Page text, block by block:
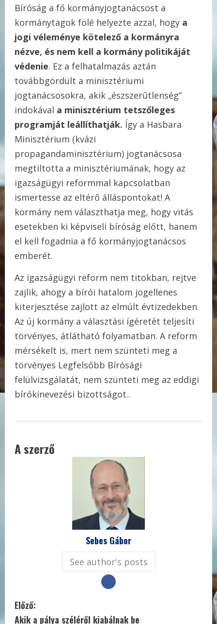
Bíróság a fő kormányjogtanácsost a
kormánytagok fölé helyezte azzal, hogy a
jogi véleménye kötelező a kormányra
nézve, és nem kell a kormány politikáját
védenie. Ez a felhatalmazás aztán
továbbgördült a minisztériumi
jogtanácsosokra, akik „észszerűtlenség”
indokával a minisztérium tetszőleges
programját leállíthatják. Így a Hasbara
Minisztérium (kvázi
propagandaminisztérium) jogtanácsosa
megtiltotta a minisztériumának, hogy az
igazságügyi reformmal kapcsolatban
ismertesse az eltérő álláspontokat! A
kormány nem választhatja meg, hogy vitás
esetekben ki képviseli bíróság előtt, hanem
el kell fogadnia a fő kormányjogtanácsos
emberét.
Az igazságügyi reform nem titokban, rejtve
zajlik, ahogy a bírói hatalom jogellenes
kiterjesztése zajlott az elmúlt évtizedekben.
Az új kormány a választási ígéretét teljesíti
törvényes, átlátható folyamatban. A reform
mérsékelt is, mert nem szünteti meg a
törvényes Legfelsőbb Bírósági
felülvizsgálatát, nem szünteti meg az eddigi
bírókinevezési bizottságot..
A szerző
Sebes Gábor
See author's posts
C
Előző:
Akik a pálya széléről kiabálnak be